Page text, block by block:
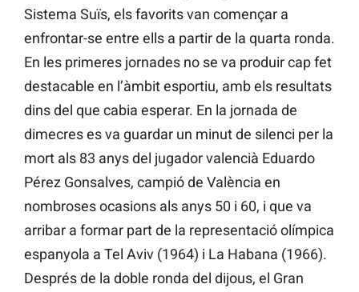
Sistema Suïs, els favorits van començar a
enfrontar-se entre ells a partir de la quarta ronda.
En les primeres jornades no se va produir cap fet
destacable en l’àmbit esportiu, amb els resultats
dins del que cabia esperar. En la jornada de
dimecres es va guardar un minut de silenci per la
mort als 83 anys del jugador valencià Eduardo
Pérez Gonsalves, campió de València en
nombroses ocasions als anys 50 i 60, i que va
arribar a formar part de la representació olímpica
espanyola a Tel Aviv (1964) i La Habana (1966).
Després de la doble ronda del dijous, el Gran